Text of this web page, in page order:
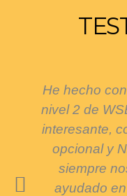
He hecho
nivel 2 de
interesante,
opcional y
siempre
ayudado